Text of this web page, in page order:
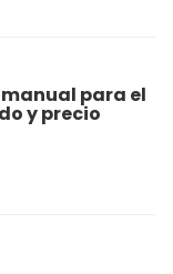
manual para el
y precio